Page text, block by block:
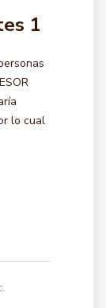
1
lo cual